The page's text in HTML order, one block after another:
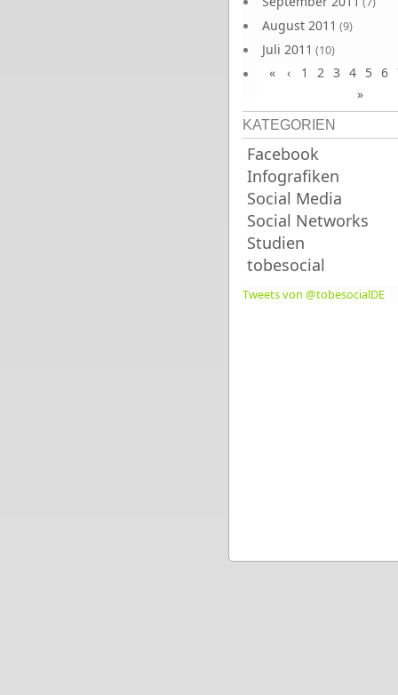
August 2011 (9)
Juli 2011 (10)
Juni 2011(9)
« ‹ 1 2 3 4 5 6
»
KATEGORIEN
Facebook
Infografiken
Social Media
Social Networks
Studien
tobesocial
Tweets von @tobesocialDE